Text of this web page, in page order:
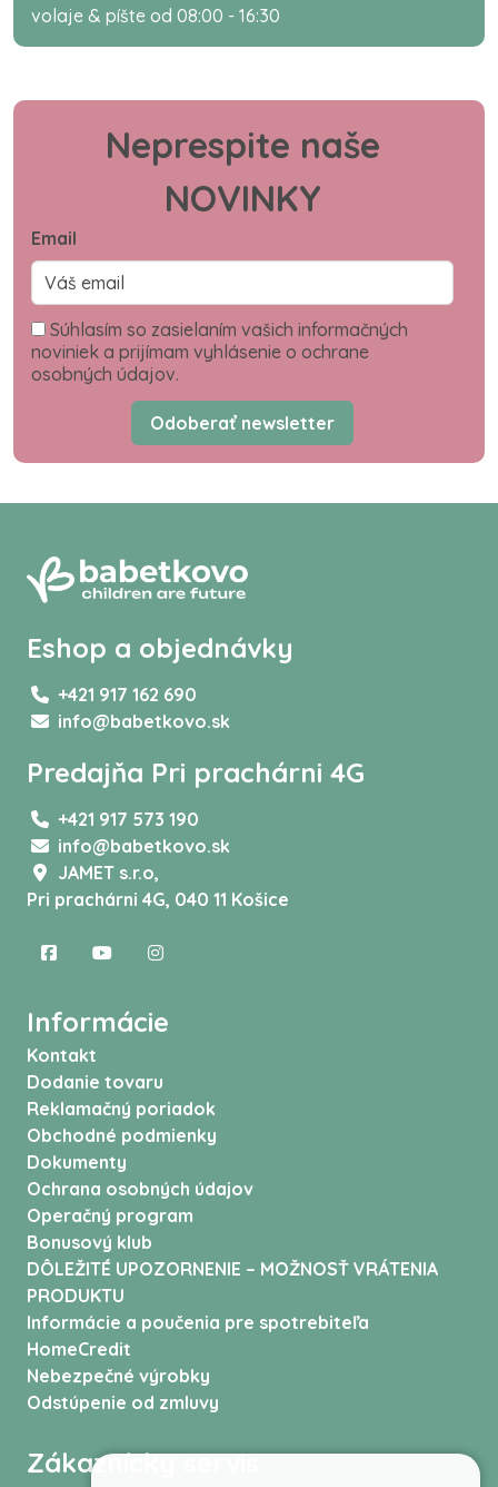
volaje & píšte od 08:00 - 16:30
Neprespite naše
NOVINKY
Email
Súhlasím so zasielaním vašich informačných
noviniek a prijímam vyhlásenie o ochrane
osobných údajov.
Odoberať newsletter
Eshop a objednávky
+421 917 162 690
info@babetkovo.sk
Predajňa Pri prachárni 4G
+421 917 573 190
info@babetkovo.sk
JAMET s.r.o,
Pri prachárni 4G, 040 11 Košice
Informácie
Kontakt
Dodanie tovaru
Reklamačný poriadok
Obchodné podmienky
Dokumenty
Ochrana osobných údajov
Operačný program
Bonusový klub
DÔLEŽITÉ UPOZORNENIE – MOŽNOSŤ VRÁTENIA
PRODUKTU
Informácie a poučenia pre spotrebiteľa
HomeCredit
Nebezpečné výrobky
Odstúpenie od zmluvy
Zákaznícky servis